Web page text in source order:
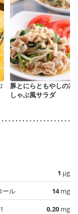
豚とにらともやしの冷
しゃぶ風サラダ
1 µg
ール
14mg
0.20 mg